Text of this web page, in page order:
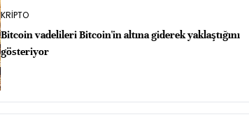
KRİPTO
Bitcoin vadelileri Bitcoin'in altına giderek yaklaştığını
gösteriyor